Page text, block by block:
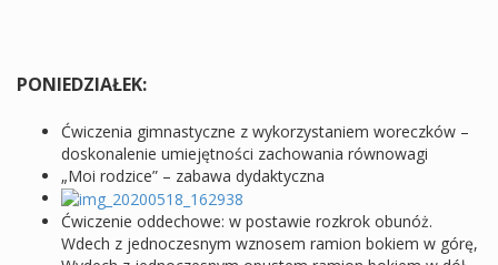
PONIEDZIAŁEK:
Ćwiczenia gimnastyczne z wykorzystaniem woreczków –
doskonalenie umiejętności zachowania równowagi
„Moi rodzice” – zabawa dydaktyczna
Ćwiczenie oddechowe: w postawie rozkrok obunóż.
Wdech z jednoczesnym wznosem ramion bokiem w górę,